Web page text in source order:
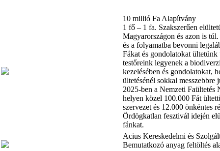
10 millió Fa Alapítvány
1 fő – 1 fa. Szakszerűen
Magyarországon és azon is
és a folyamatba bevonni
Fákat és gondolatokat
testőreink legyenek a
kezelésében és gondolatokat,
ültetésénél sokkal messzebbre
2025-ben a Nemzeti Faültetés
helyen közel 100.000 Fát
szervezet és 12.000 önkéntes
Ördögkatlan fesztivál idején
fánkat.
Acius Kereskedelmi és
Bemutatkozó anyag feltöltés